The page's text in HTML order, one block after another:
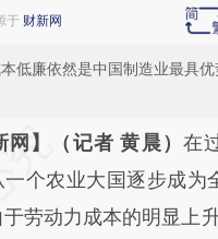
于 财新网
低廉依然是中国制造业最具优
结开头增加这段话：本
于财新
R8VrpC2Q]
】（记者 黄晨） 在
一个农业大国逐步成为
劳动力成本的明显上